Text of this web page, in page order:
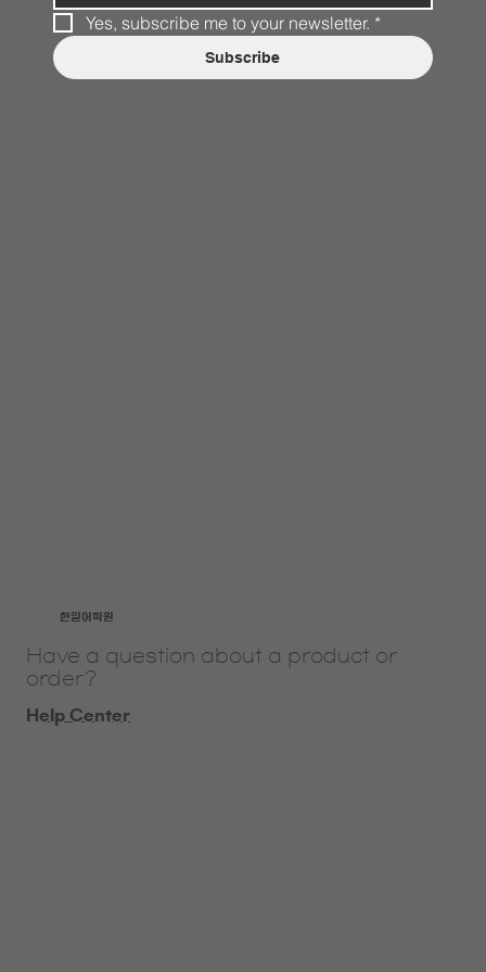
​한일어학원
Have a question about a product or
order?
Help Center
Yes, subscribe me to your newsletter. *
Subscribe